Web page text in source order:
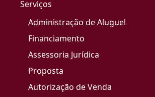
Serviços
Administração de Aluguel
Financiamento
Assessoria Jurídica
Proposta
Autorização de Venda